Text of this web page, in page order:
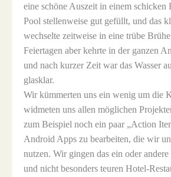
eine schöne Auszeit in einem schicken
Pool stellenweise gut gefüllt, und das
wechselte zeitweise in eine trübe
Feiertagen aber kehrte in der ganzen
und nach kurzer Zeit war das Wasser
glasklar.
Wir kümmerten uns ein wenig um die
widmeten uns allen möglichen
zum Beispiel noch ein paar „Action
Android Apps zu bearbeiten, die wir
nutzen. Wir gingen das ein oder
und nicht besonders teuren Hotel-